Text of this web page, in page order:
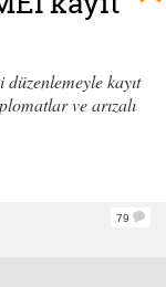
kayıt
ve arızalı
79